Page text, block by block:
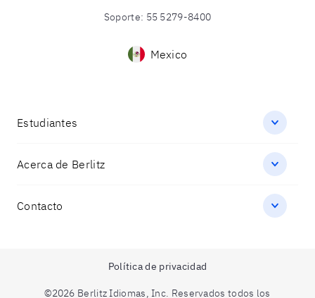
Soporte: 55 5279-8400
Mexico
Estudiantes
Acerca de Berlitz
Contacto
©2026 Berlitz Idiomas, Inc. Reservados todos los
Política de privacidad